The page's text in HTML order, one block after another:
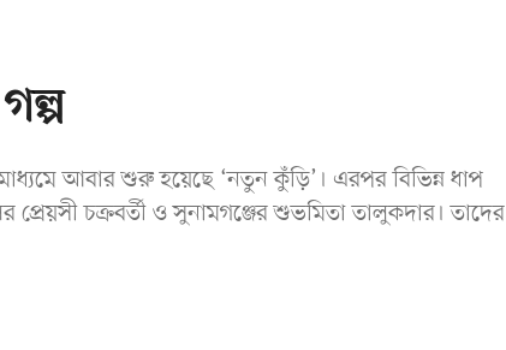
আবার শুরু হয়েছে ‘নতুন কুঁড়ি’। এরপর বিভিন্ন ধাপ
প্রেয়সী চক্রবর্তী ও সুনামগঞ্জের শুভমিতা তালুকদার। তাদের